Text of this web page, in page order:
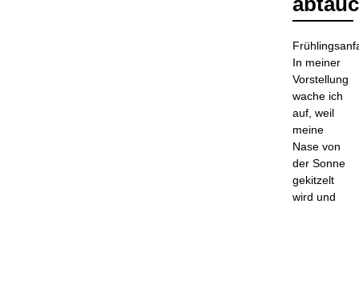
In meiner
Vorstellung
wache ich
auf, weil
meine
Nase von
der Sonne
gekitzelt
wird und